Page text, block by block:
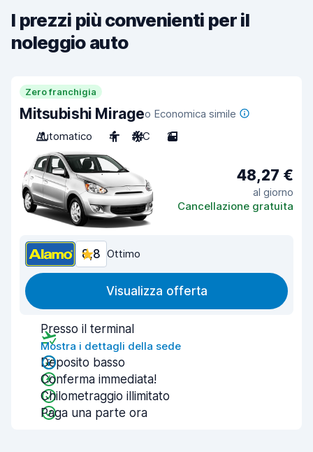
I prezzi più convenienti per il
noleggio auto
Zero franchigia
Mitsubishi Mirageo Economica simile
Automatico
4 A/C 2
48,27 €
al giorno
Cancellazione gratuita
8,8 Ottimo
Visualizza offerta
Presso il terminal
Mostra i dettagli della sede
Deposito basso
Conferma immediata!
Chilometraggio illimitato
Paga una parte ora